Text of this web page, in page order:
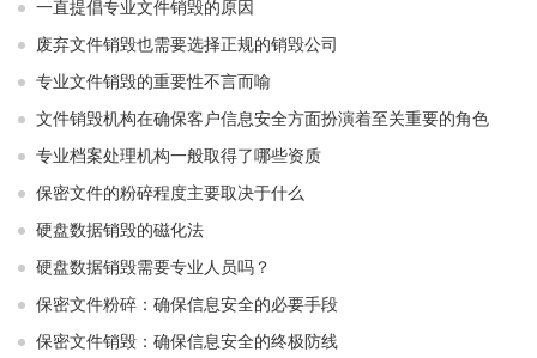
一直提倡专业文件销毁的原因
废弃文件销毁也需要选择正规的销毁公司
专业文件销毁的重要性不言而喻
文件销毁机构在确保客户信息安全方面扮演着至关重要的角色
专业档案处理机构一般取得了哪些资质
保密文件的粉碎程度主要取决于什么
硬盘数据销毁的磁化法
硬盘数据销毁需要专业人员吗？
保密文件粉碎：确保信息安全的必要手段
保密文件销毁：确保信息安全的终极防线